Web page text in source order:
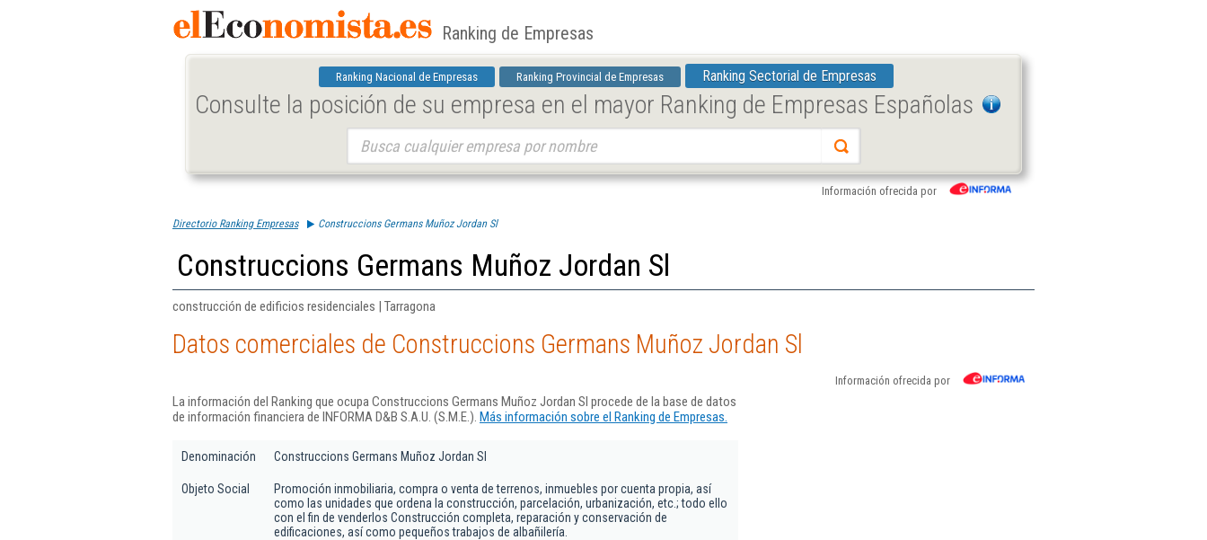
Ranking de Empresas
Ranking Nacional de Empresas Ranking Provincial de Empresas Ranking Sectorial de Empresas
Consulte la posición de su empresa en el mayor Ranking de Empresas Españolas
Información ofrecida por
Directorio Ranking Empresas Construccions Germans Muñoz Jordan Sl
Construccions Germans Muñoz Jordan Sl
construcción de edificios residenciales | Tarragona
Datos comerciales de Construccions Germans Muñoz Jordan Sl
Información ofrecida por
La información del Ranking que ocupa Construccions Germans Muñoz Jordan Sl procede de la base de datos
de información financiera de INFORMA D&B S.A.U. (S.M.E.). Más información sobre el Ranking de Empresas.
Denominación Construccions Germans Muñoz Jordan Sl
Objeto Social
Promoción inmobiliaria, compra o venta de terrenos, inmuebles por cuenta propia, así
como las unidades que ordena la construcción, parcelación, urbanización, etc.; todo ello
con el fin de venderlos Construcción completa, reparación y conservación de
edificaciones, así como pequeños trabajos de albañilería.